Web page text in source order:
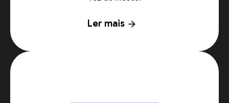
Ler mais arrow_forward